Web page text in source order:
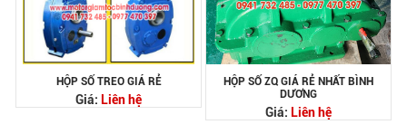
HỘP SỐ TREO GIÁ RẺ
Giá: Liên hệ
HỘP SỐ ZQ GIÁ RẺ NHẤT BÌNH
DƯƠNG
Giá: Liên hệ